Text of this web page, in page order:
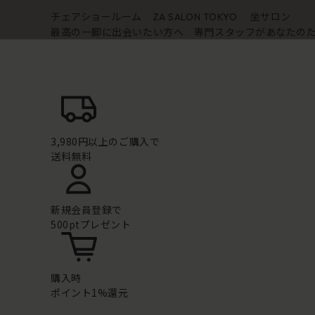
チェアショールーム ZA SALON TOKYO
坐サロン
最高の一脚に出会いたい方へ 専門スタッフがあなたの
3,980円以上のご購入で
送料無料
新規会員登録で
500ptプレゼント
購入時
ポイント1%還元